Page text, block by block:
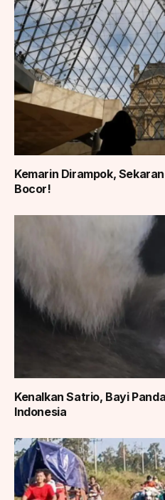
Kemarin Dirampok,
Bocor!
Kenalkan Satrio, Bayi
Indonesia